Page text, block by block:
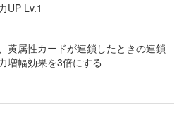
UP Lv.1
黄属性カードが連鎖したときの連鎖
増幅効果を3倍にする